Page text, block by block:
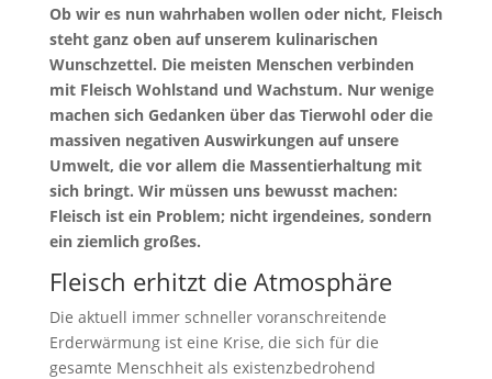
Ob wir es nun wahrhaben wollen oder nicht, Fleisch
steht ganz oben auf unserem kulinarischen
Wunschzettel. Die meisten Menschen verbinden
mit Fleisch Wohlstand und Wachstum. Nur wenige
machen sich Gedanken über das Tierwohl oder die
massiven negativen Auswirkungen auf unsere
Umwelt, die vor allem die Massentierhaltung mit
sich bringt. Wir müssen uns bewusst machen:
Fleisch ist ein Problem; nicht irgendeines, sondern
ein ziemlich großes.
Fleisch erhitzt die Atmosphäre
Die aktuell immer schneller voranschreitende
Erderwärmung ist eine Krise, die sich für die
gesamte Menschheit als existenzbedrohend